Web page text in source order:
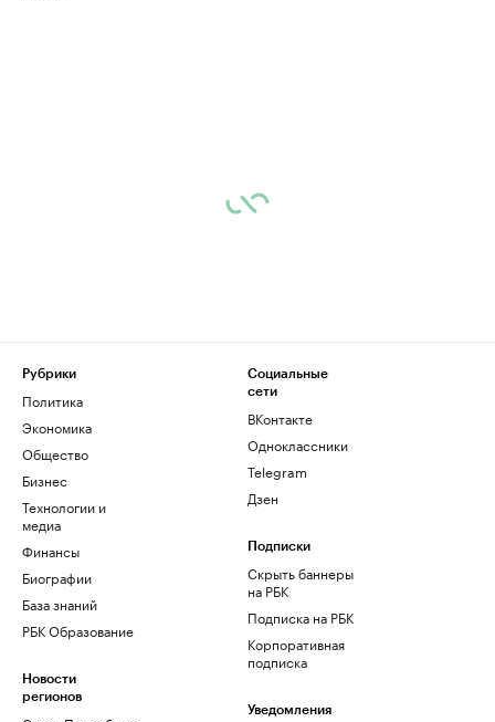
Рубрики
Политика
Экономика
Общество
Бизнес
Технологии и
медиа
Финансы
Биографии
База знаний
РБК Образование
Новости
регионов
Социальные
сети
ВКонтакте
Одноклассники
Telegram
Дзен
Подписки
Скрыть баннеры
на РБК
Подписка на РБК
Корпоративная
подписка
Уведомления